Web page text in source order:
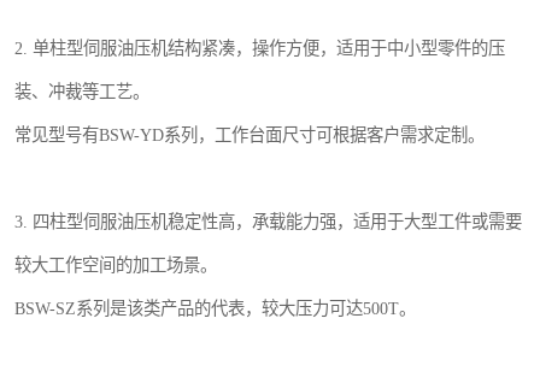
2. 单柱型伺服油压机结构紧凑，操作方便，适用于中小型零件的压
装、冲裁等工艺。
常见型号有BSW-YD系列，工作台面尺寸可根据客户需求定制。
3. 四柱型伺服油压机稳定性高，承载能力强，适用于大型工件或需要
较大工作空间的加工场景。
BSW-SZ系列是该类产品的代表，较大压力可达500T。